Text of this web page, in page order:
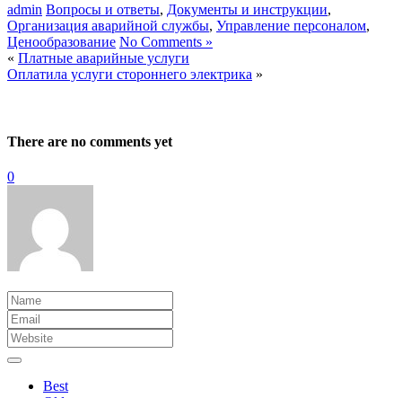
admin Вопросы и ответы, Документы и инструкции,
Организация аварийной службы, Управление персоналом,
Ценообразование No Comments »
« Платные аварийные услуги
Оплатила услуги стороннего электрика »
There are no comments yet
0
Best